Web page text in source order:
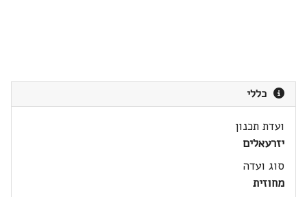
כללי
ועדת תכנון
יזרעאלים
סוג ועדה
מחוזית